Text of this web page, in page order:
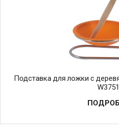
Подставка для ложки с